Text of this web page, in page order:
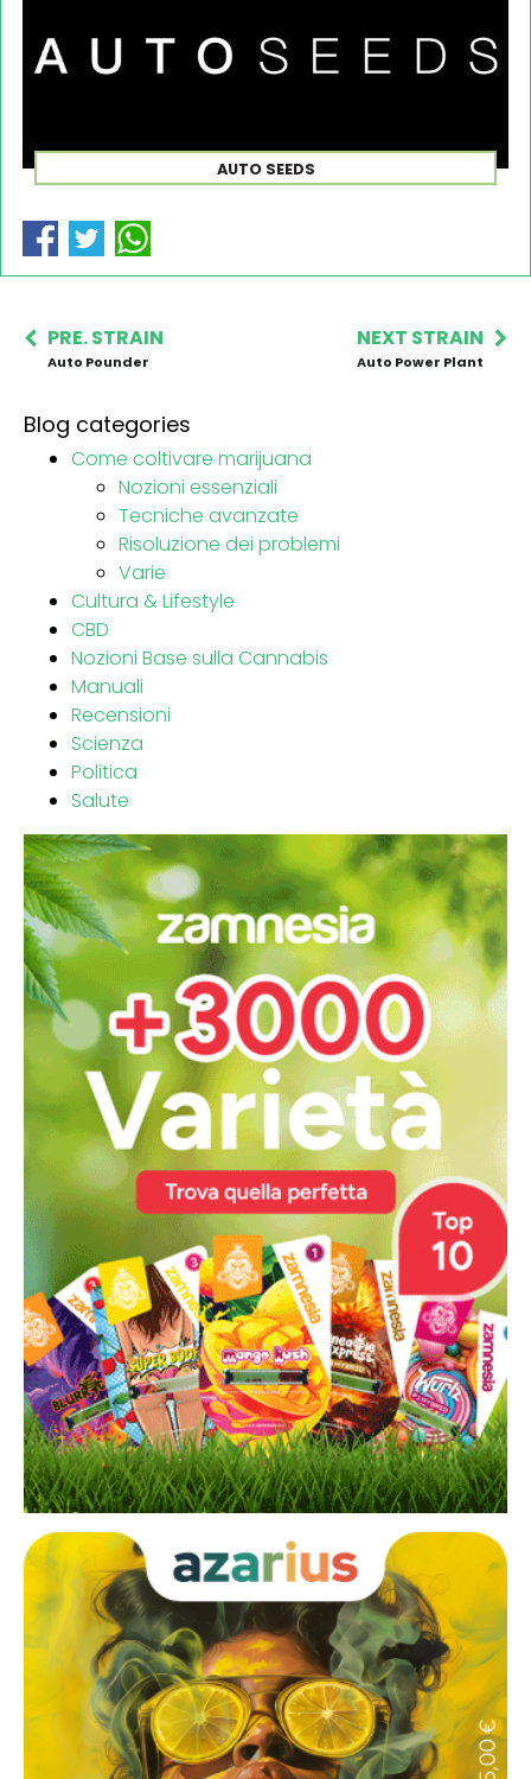
AUTO SEEDS
PRE. STRAIN
Auto Pounder
NEXT STRAIN
Auto Power Plant
Blog categories
Come coltivare marijuana
Nozioni essenziali
Tecniche avanzate
Risoluzione dei problemi
Varie
Cultura & Lifestyle
CBD
Nozioni Base sulla Cannabis
Manuali
Recensioni
Scienza
Politica
Salute